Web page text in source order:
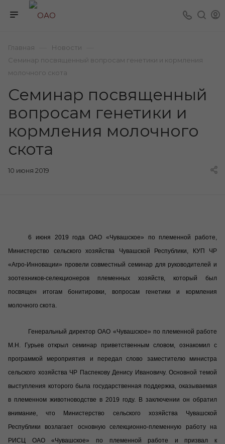
Главная Новости
Семинар посвященный вопросам генетики и кормления
молочного скота
Семинар посвященный
вопросам генетики и
кормления молочного
скота
10 июня 2019
6 июня 2019 года ОАО «Чувашское» по племенной работе,
Министерство сельского хозяйства Чувашской Республики, КУП ЧР
«Агро-Инновации» провели совместный семинар для руководителей и
зоотехников-селекционеров племенных хозяйств, который был
посвящен итогам бонитировки, вопросам генетики и кормления
молочного скота.
Генеральный директор ОАО «Чувашское» по племенной работе
М.Н. Гурьев открыл семинар приветственным словом, ознакомил с
программой мероприятия и передал слово заместителю министра
сельского хозяйства ЧР Паспекову Денису Ивановичу. Основной темой
выступления которого была государственная поддержка, оказываемая
в племенном животноводстве в 2019 году. В заключении он обратил
внимание, что Министерство сельского хозяйства Чувашской
Республики возлагает основную селекционно-племенную работу на
РИСЦ ОАО «Чувашское» по племенной работе и призвал к